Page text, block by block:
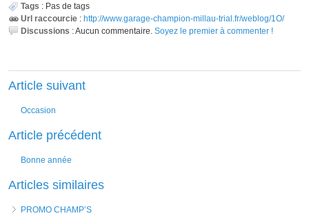
Tags : Pas de tags
Url raccourcie : http://www.garage-champion-millau-trial.fr/weblog/1O/
Discussions :Aucun commentaire. Soyez le premier à commenter !
Article suivant
Occasion
Article précédent
Bonne année
Articles similaires
PROMO CHAMP’S